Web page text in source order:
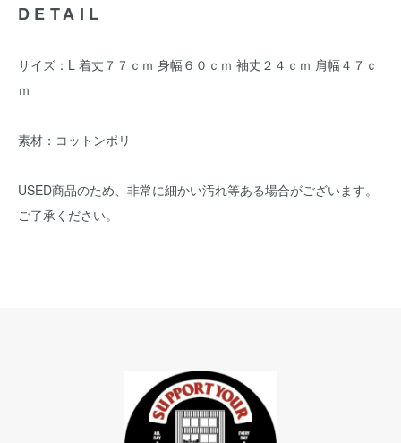
DETAIL
サイズ：L 着丈７７ｃｍ 身幅６０ｃｍ 袖丈２４ｃｍ 肩幅４７ｃ
ｍ
素材：コットンポリ
USED商品のため、非常に細かい汚れ等ある場合がございます。
ご了承ください。